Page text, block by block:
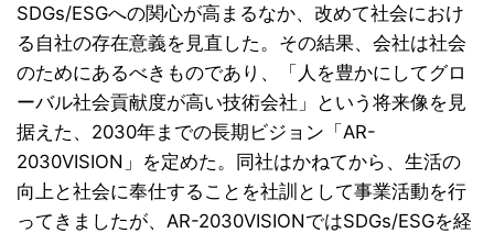
SDGs/ESGへの関心が高まるなか、改めて社会におけ
る自社の存在意義を見直した。その結果、会社は社会
のためにあるべきものであり、「人を豊かにしてグロ
ーバル社会貢献度が高い技術会社」という将来像を見
据えた、2030年までの長期ビジョン「AR-
2030VISION」を定めた。同社はかねてから、生活の
向上と社会に奉仕することを社訓として事業活動を行
ってきましたが、AR-2030VISIONではSDGs/ESGを経